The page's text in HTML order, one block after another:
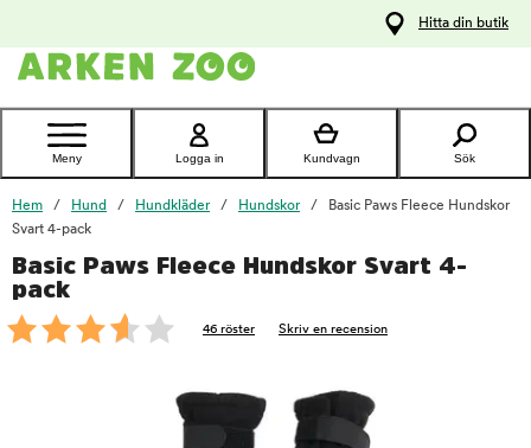
Kontakta
Hitta din butik
Meny Logga in Kundvagn Sök
Hem Hund Hundkläder Hundskor
Basic Paws Fleece Hundskor
Svart 4-pack
Basic Paws Fleece Hundskor Svart 4-
pack
46 röster Skriv en recension
foo